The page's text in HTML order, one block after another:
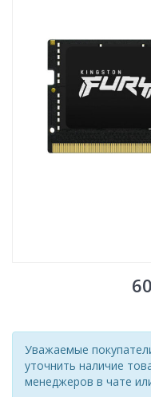
Уважаемые
уточнить наличие
менеджеров в чате